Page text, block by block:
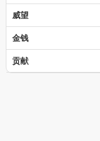
威望
金钱
贡献